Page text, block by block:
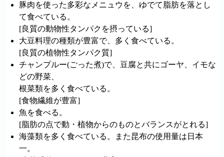
豚肉を使った多彩なメニュウを、ゆでて脂肪を落とし
て食べている。
[良質の動物性タンパクを摂っている]
大豆料理の種類が豊富で、多く食べている。
[良質の植物性タンパク質]
チャンプルー(ごった煮)で、豆腐と共にゴーヤ、イモな
どの野菜、
根菜類を多く食べている。
[食物繊維が豊富]
魚を食べる。
[脂肪の点で動・植物からのものとバランスがとれる]
海藻類を多く食べている。また昆布の使用量は日本
一。